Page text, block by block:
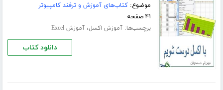
موضوع:کتاب‌های آموزش و ترفند کامپیوتر
۴۱ صفحه
برچسب‌ها:آموزش اکسل،آموزش Excel
دانلود کتاب